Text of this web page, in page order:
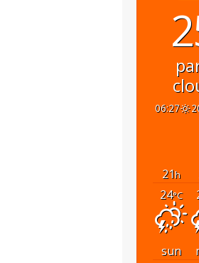
06:27
21h
24°C
sun